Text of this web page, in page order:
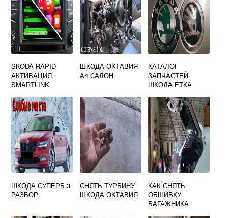
SKODA RAPID
АКТИВАЦИЯ
SMARTLINK
ШКОДА ОКТАВИЯ
А4 САЛОН
КАТАЛОГ
ЗАПЧАСТЕЙ
ШКОДА ЕТКА
ШКОДА СУПЕРБ 3
РАЗБОР
СНЯТЬ ТУРБИНУ
ШКОДА ОКТАВИЯ
КАК СНЯТЬ
ОБШИВКУ
БАГАЖНИКА